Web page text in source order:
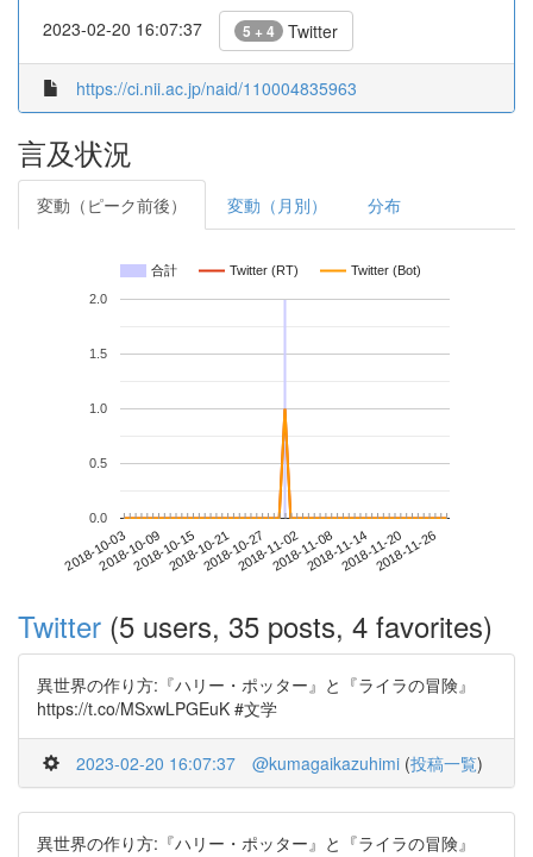
2023-02-20 16:07:37 5 + 4 Twitter
https://ci.nii.ac.jp/naid/110004835963
言及状況
変動（ピーク前後） 変動（月別） 分布
合計 Twitter (RT) Twitter (Bot)
2018-10-032018-10-092018-10-152018-10-212018-10-272018-11-022018-11-082018-11-142018-11-202018-11-26
0.0
0.5
1.0
1.5
2.0
Twitter (5 users, 35 posts, 4 favorites)
異世界の作り方:『ハリー・ポッター』と『ライラの冒険』
https://t.co/MSxwLPGEuK #文学
2023-02-20 16:07:37 @kumagaikazuhimi (投稿一覧)
異世界の作り方:『ハリー・ポッター』と『ライラの冒険』